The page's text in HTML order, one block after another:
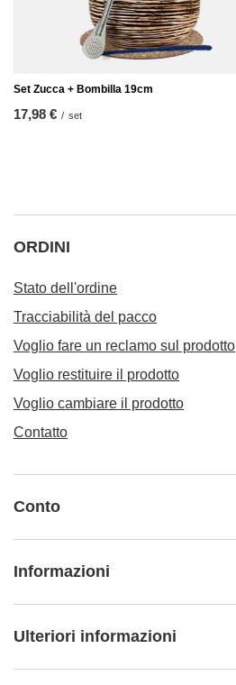
Set Zucca + Bombilla 19cm
17,98 € / set
ORDINI
Stato dell'ordine
Tracciabilità del pacco
Voglio fare un reclamo sul prodotto
Voglio restituire il prodotto
Voglio cambiare il prodotto
Contatto
Conto
Informazioni
Ulteriori informazioni